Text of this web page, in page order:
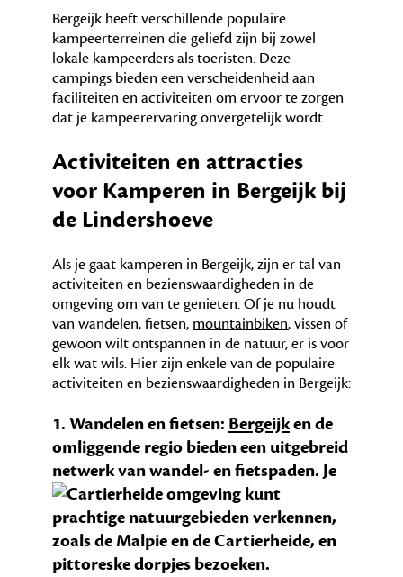
Bergeijk heeft verschillende populaire
kampeerterreinen die geliefd zijn bij zowel
lokale kampeerders als toeristen. Deze
campings bieden een verscheidenheid aan
faciliteiten en activiteiten om ervoor te zorgen
dat je kampeerervaring onvergetelijk wordt.
Activiteiten en attracties
voor Kamperen in Bergeijk bij
de Lindershoeve
Als je gaat kamperen in Bergeijk, zijn er tal van
activiteiten en bezienswaardigheden in de
omgeving om van te genieten. Of je nu houdt
van wandelen, fietsen, mountainbiken, vissen of
gewoon wilt ontspannen in de natuur, er is voor
elk wat wils. Hier zijn enkele van de populaire
activiteiten en bezienswaardigheden in Bergeijk:
1. Wandelen en fietsen: Bergeijken de
omliggende regio bieden een uitgebreid
netwerk van wandel- en fietspaden. Je
kunt
prachtige natuurgebieden verkennen,
zoals de Malpie en de Cartierheide, en
pittoreske dorpjes bezoeken.